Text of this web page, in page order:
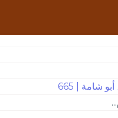
| 665